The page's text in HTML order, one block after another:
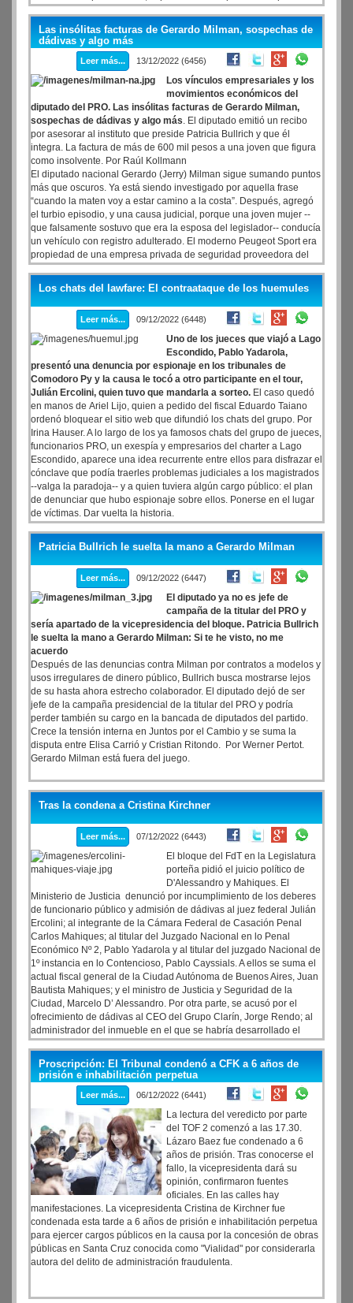
sea una de nosotros. No voy a permitir que vuelvan los que han
puesto al país de rodillas”.
Las insólitas facturas de Gerardo Milman, sospechas de
dádivas y algo más
Leer más... 13/12/2022 (6456)
Los vínculos empresariales y los
movimientos económicos del
diputado del PRO. Las insólitas facturas de Gerardo Milman,
sospechas de dádivas y algo más. El diputado emitió un recibo
por asesorar al instituto que preside Patricia Bullrich y que él
integra. La factura de más de 600 mil pesos a una joven que figura
como insolvente. Por Raúl Kollmann
El diputado nacional Gerardo (Jerry) Milman sigue sumando puntos
más que oscuros. Ya está siendo investigado por aquella frase
“cuando la maten voy a estar camino a la costa”. Después, agregó
el turbio episodio, y una causa judicial, porque una joven mujer --
que falsamente sostuvo que era la esposa del legislador-- conducía
un vehículo con registro adulterado. El moderno Peugeot Sport era
propiedad de una empresa privada de seguridad proveedora del
Estado y en la tarjeta azul, como único autorizado a manejar,
figuraba Milman.
Los chats del lawfare: El contraataque de los huemules
Leer más... 09/12/2022 (6448)
Uno de los jueces que viajó a Lago
Escondido, Pablo Yadarola,
presentó una denuncia por espionaje en los tribunales de
Comodoro Py y la causa le tocó a otro participante en el tour,
Julián Ercolini, quien tuvo que mandarla a sorteo. El caso quedó
en manos de Ariel Lijo, quien a pedido del fiscal Eduardo Taiano
ordenó bloquear el sitio web que difundió los chats del grupo. Por
Irina Hauser. A lo largo de los ya famosos chats del grupo de jueces,
funcionarios PRO, un exespía y empresarios del charter a Lago
Escondido, aparece una idea recurrente entre ellos para disfrazar el
cónclave que podía traerles problemas judiciales a los magistrados
--valga la paradoja-- y a quien tuviera algún cargo público: el plan
de denunciar que hubo espionaje sobre ellos. Ponerse en el lugar
de víctimas. Dar vuelta la historia.
Patricia Bullrich le suelta la mano a Gerardo Milman
Leer más... 09/12/2022 (6447)
El diputado ya no es jefe de
campaña de la titular del PRO y
sería apartado de la vicepresidencia del bloque. Patricia Bullrich
le suelta la mano a Gerardo Milman: Si te he visto, no me
acuerdo
Después de las denuncias contra Milman por contratos a modelos y
usos irregulares de dinero público, Bullrich busca mostrarse lejos
de su hasta ahora estrecho colaborador. El diputado dejó de ser
jefe de la campaña presidencial de la titular del PRO y podría
perder también su cargo en la bancada de diputados del partido.
Crece la tensión interna en Juntos por el Cambio y se suma la
disputa entre Elisa Carrió y Cristian Ritondo. Por Werner Pertot.
Gerardo Milman está fuera del juego.
Tras la condena a Cristina Kirchner
Leer más... 07/12/2022 (6443)
El bloque del FdT en la Legislatura
porteña pidió el juicio político de
D'Alessandro y Mahiques. El
Ministerio de Justicia denunció por incumplimiento de los deberes
de funcionario público y admisión de dádivas al juez federal Julián
Ercolini; al integrante de la Cámara Federal de Casación Penal
Carlos Mahiques; al titular del Juzgado Nacional en lo Penal
Económico Nº 2, Pablo Yadarola y al titular del juzgado Nacional de
1º instancia en lo Contencioso, Pablo Cayssials. A ellos se suma el
actual fiscal general de la Ciudad Autónoma de Buenos Aires, Juan
Bautista Mahiques; y el ministro de Justicia y Seguridad de la
Ciudad, Marcelo D’ Alessandro. Por otra parte, se acusó por el
ofrecimiento de dádivas al CEO del Grupo Clarín, Jorge Rendo; al
administrador del inmueble en el que se habría desarrollado el
encuentro, Nicolás Van Ditmar; al exdirector de asuntos jurídicos de
la entonces Secretaría de Inteligencia del Estado, Leonardo
Bergroth; y a Tomás Reinke, publicista especializado en publicidad
digital y política. Entre otras pruebas, se pide que la Justicia ordene
"la entrega de los aparatos de telefonía celular de todos los
implicados y, de ser necesario, el secuestro de los mismos
aparatos".
Proscripción: El Tribunal condenó a CFK a 6 años de
prisión e inhabilitación perpetua
Leer más... 06/12/2022 (6441)
La lectura del veredicto por parte
del TOF 2 comenzó a las 17.30.
Lázaro Baez fue condenado a 6
años de prisión. Tras conocerse el
fallo, la vicepresidenta dará su
opinión, confirmaron fuentes
oficiales. En las calles hay
manifestaciones. La vicepresidenta Cristina de Kirchner fue
condenada esta tarde a 6 años de prisión e inhabilitación perpetua
para ejercer cargos públicos en la causa por la concesión de obras
públicas en Santa Cruz conocida como "Vialidad" por considerarla
autora del delito de administración fraudulenta.